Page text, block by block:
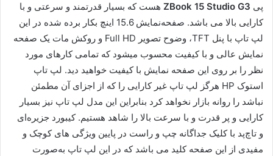
پی ZBook 15 Studio G3 هست که بسیار قدرتمند و سرعتی و با
کارایی بالا می باشد. صفحه‌نمایش 15.6 اینچ بکار برده شده در این
لپ تاپ با پنل TFT، وضوح تصویر Full HD و روکش مات یک صفحه
نمایش عالی و با کیفیت محسوب میشود که تمامی کارهای مورد
نظر را بر روی این صفحه نمایش با کیفیت خواهید دید. لپ تاپ
استوک HP هرگز لپ تاپ غیر کارایی را که از اجزای آن مطمئن
نباشد را روانه بازار نخواهد کرد بنابراین این مدل لپ تاپ نیز بسیار
کارایی و پر قدرت و با سرعت بالا را شاهد هستیم. کیبورد جزیره‌ای
و تاچ‌پد با کلیک جداگانه چپ و راست در پایین ویژگی های کوچک و
مفیدی از این صفحه کلید می باشد که در این لپ تاپ به‌صورت